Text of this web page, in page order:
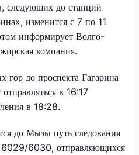
следующих до станций
изменится с 7 по 11
информирует Волго-
компания.
гор до проспекта Гагарина
в 16:17
в 18:28.
до Мызы путь следования
6030, отправляющихся